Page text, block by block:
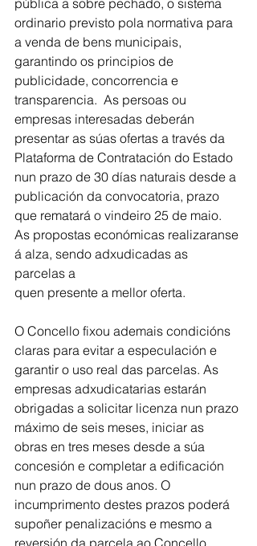
pública a sobre pechado, o sistema
ordinario previsto pola normativa para
a venda de bens municipais,
garantindo os principios de
publicidade, concorrencia e
transparencia.  As persoas ou
empresas interesadas deberán
presentar as súas ofertas a través da
Plataforma de Contratación do Estado
nun prazo de 30 días naturais desde a
publicación da convocatoria, prazo
que rematará o vindeiro 25 de maio.
As propostas económicas realizaranse
á alza, sendo adxudicadas as
parcelas a
quen presente a mellor oferta.
O Concello fixou ademais condicións
claras para evitar a especulación e
garantir o uso real das parcelas. As
empresas adxudicatarias estarán
obrigadas a solicitar licenza nun prazo
máximo de seis meses, iniciar as
obras en tres meses desde a súa
concesión e completar a edificación
nun prazo de dous anos. O
incumprimento destes prazos poderá
supoñer penalizacións e mesmo a